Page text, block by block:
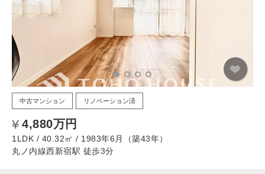
中古マンション リノベーション済
4,880万円
1LDK / 40.32㎡ / 1983年6月（築43年）
丸ノ内線西新宿駅 徒歩3分